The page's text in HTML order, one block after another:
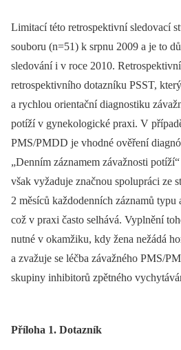
Limitací této retrospektivní sledovací
souboru (n=51) k srpnu 2009 a je to
sledování i v roce 2010.
retrospektivního dotazníku PSST,
a rychlou orientační diagnostiku
potíží v gynekologické praxi. V
PMS/PMDD je vhodné ověření
„Denním záznamem závažnosti
však vyžaduje značnou spolupráci ze
2 měsíců každodenních záznamů typu
což v praxi často selhává. Vyplnění
nutné v okamžiku, kdy žena nežádá
a zvažuje se léčba závažného PMS/
skupiny inhibitorů zpětného
Příloha 1. Dotazník